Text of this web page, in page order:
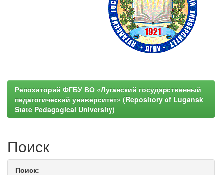
Репозиторий ФГБУ ВО «Луганский государственный
педагогический университет» (Repository of Lugansk
State Pedagogical University)
Поиск
Поиск: